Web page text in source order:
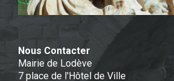
Nous Contacter
Mairie de Lodève
7 place de l'Hôtel de Ville